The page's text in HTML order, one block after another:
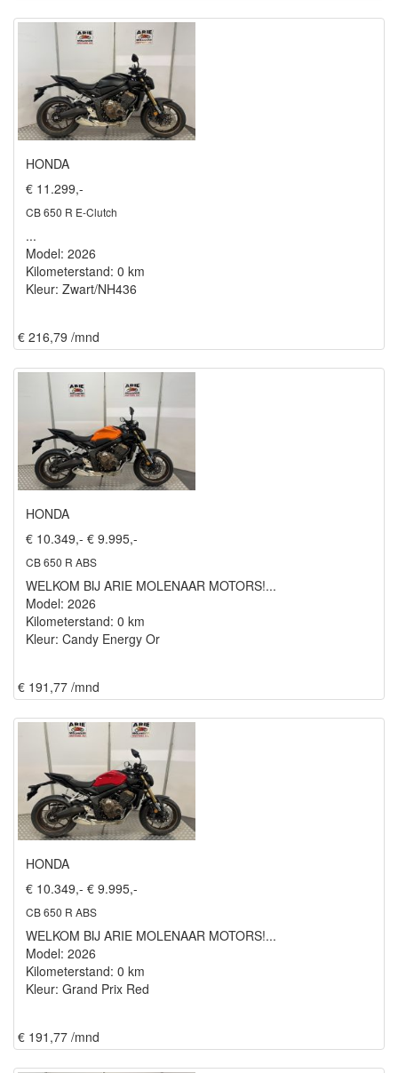
HONDA
€ 11.299,-
CB 650 R E-Clutch
...
Model: 2026
Kilometerstand: 0 km
Kleur: Zwart/NH436
€ 216,79 /mnd
HONDA
€ 10.349,- € 9.995,-
CB 650 R ABS
WELKOM BIJ ARIE MOLENAAR MOTORS!...
Model: 2026
Kilometerstand: 0 km
Kleur: Candy Energy Or
€ 191,77 /mnd
HONDA
€ 10.349,- € 9.995,-
CB 650 R ABS
WELKOM BIJ ARIE MOLENAAR MOTORS!...
Model: 2026
Kilometerstand: 0 km
Kleur: Grand Prix Red
€ 191,77 /mnd